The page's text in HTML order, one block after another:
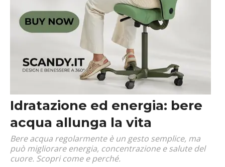
Idratazione ed energia: bere
acqua allunga la vita
Bere acqua regolarmente è un gesto semplice, ma
può migliorare energia, concentrazione e salute del
cuore. Scopri come e perché.